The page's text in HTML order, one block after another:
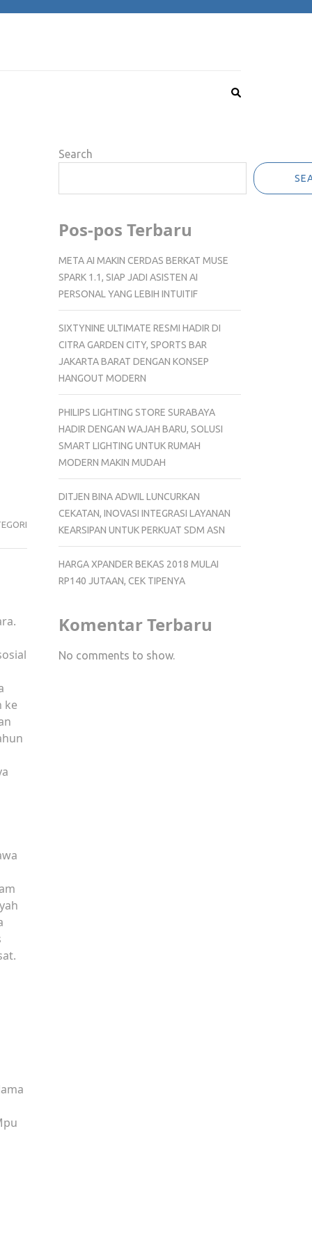
ke
Search
Pos-pos Terbaru
META AI MAKIN CERDAS BERKAT MUSE
SPARK 1.1, SIAP JADI ASISTEN AI
PERSONAL YANG LEBIH INTUITIF
SIXTYNINE ULTIMATE RESMI HADIR DI
CITRA GARDEN CITY, SPORTS BAR
JAKARTA BARAT DENGAN KONSEP
HANGOUT MODERN
PHILIPS LIGHTING STORE SURABAYA
HADIR DENGAN WAJAH BARU, SOLUSI
SMART LIGHTING UNTUK RUMAH
MODERN MAKIN MUDAH
DITJEN BINA ADWIL LUNCURKAN
CEKATAN, INOVASI INTEGRASI LAYANAN
KEARSIPAN UNTUK PERKUAT SDM ASN
HARGA XPANDER BEKAS 2018 MULAI
RP140 JUTAAN, CEK TIPENYA
Komentar Terbaru
No comments to show.